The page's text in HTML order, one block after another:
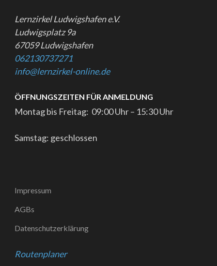
Lernzirkel Ludwigshafen e.V.
Ludwigsplatz 9a
67059 Ludwigshafen
062130737271
info@lernzirkel-online.de
ÖFFNUNGSZEITEN FÜR ANMELDUNG
Montag bis Freitag: 09:00 Uhr – 15:30 Uhr
Samstag: geschlossen
Impressum
AGBs
Datenschutzerklärung
Routenplaner